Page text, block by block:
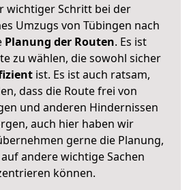
wichtiger Schritt bei der
Umzugs von Tübingen nach
Planung der Routen. Es ist
zu wählen, die sowohl sicher
ist. Es ist auch ratsam,
dass die Route frei von
und anderen Hindernissen
auch hier haben wir
gerne die Planung,
andere wichtige Sachen
können.